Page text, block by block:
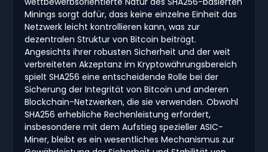
Minings sorgt dafür, dass keine einzelne Einheit das
Netzwerk leicht kontrollieren kann, was zur
dezentralen Struktur von Bitcoin beiträgt.
Angesichts ihrer robusten Sicherheit und der weit
verbreiteten Akzeptanz im Kryptowährungsbereich
spielt SHA256 eine entscheidende Rolle bei der
Sicherung der Integrität von Bitcoin und anderen
Blockchain-Netzwerken, die sie verwenden. Obwohl
SHA256 erhebliche Rechenleistung erfordert,
insbesondere mit dem Aufstieg spezieller ASIC-
Miner, bleibt es ein wesentliches Mechanismus zur